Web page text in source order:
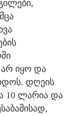
არ იყო და
დღეის
10 ლარია და